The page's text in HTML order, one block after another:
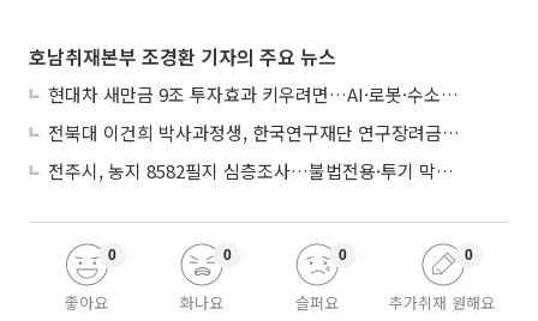
호남취재본부 조경환 기자의 주요 뉴스
현대차 새만금 9조 투자효과 키우려면…AI·로봇·수소 공공기관 집적화 시급
전북대 이건희 박사과정생, 한국연구재단 연구장려금 선정
전주시, 농지 8582필지 심층조사…불법전용·투기 막는다
좋아요
0
화나요
0
슬퍼요
0
추가취재 원해요
0